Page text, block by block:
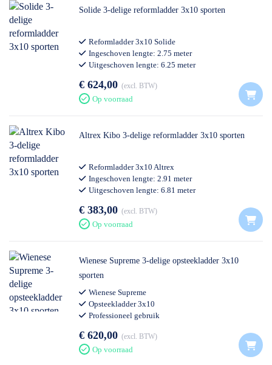
Solide 3-delige reformladder 3x10 sporten
Reformladder 3x10 Solide
Ingeschoven lengte: 2.75 meter
Uitgeschoven lengte: 6.25 meter
€ 624,00 excl. BTW
Op voorraad
Altrex Kibo 3-delige reformladder 3x10 sporten
Reformladder 3x10 Altrex
Ingeschoven lengte: 2.91 meter
Uitgeschoven lengte: 6.81 meter
€ 383,00 excl. BTW
Op voorraad
Wienese Supreme 3-delige opsteekladder 3x10
sporten
Wienese Supreme
Opsteekladder 3x10
Professioneel gebruik
€ 620,00 excl. BTW
Op voorraad